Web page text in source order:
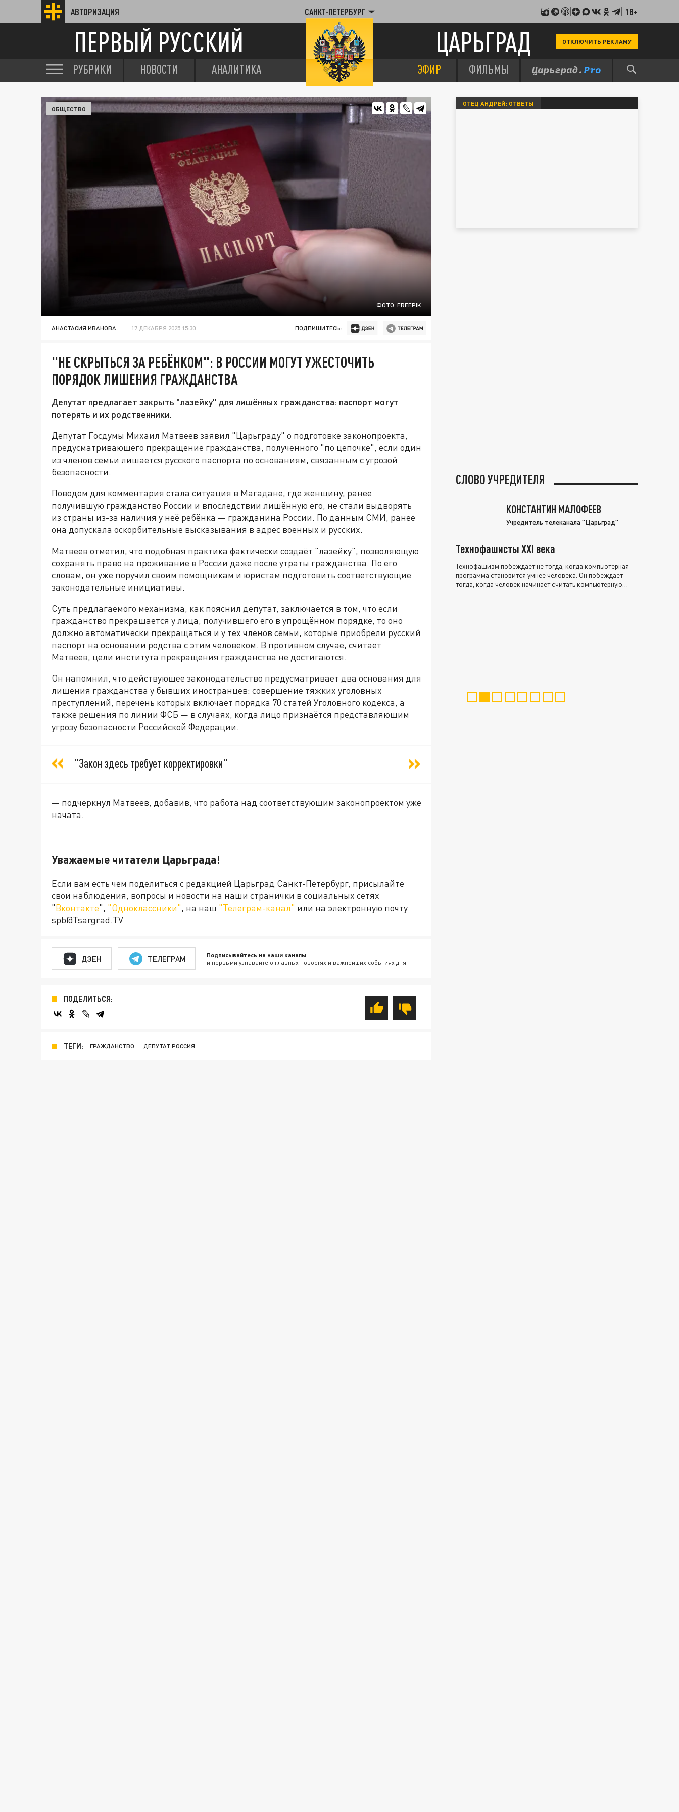
АВТОРИЗАЦИЯ САНКТ-ПЕТЕРБУРГ 18+
ПЕРВЫЙ РУССКИЙ ЦАРЬГРАД ОТКЛЮЧИТЬ РЕКЛАМУ
РУБРИКИ НОВОСТИ АНАЛИТИКА ЭФИР ФИЛЬМЫ
ФОТО: FREEPIK
ОБЩЕСТВО
АНАСТАСИЯ ИВАНОВА 17 ДЕКАБРЯ 2025 15:30 ПОДПИШИТЕСЬ:
"НЕ СКРЫТЬСЯ ЗА РЕБЁНКОМ": В РОССИИ МОГУТ УЖЕСТОЧИТЬ
ПОРЯДОК ЛИШЕНИЯ ГРАЖДАНСТВА
Депутат предлагает закрыть "лазейку" для лишённых гражданства: паспорт могут
потерять и их родственники.
Депутат Госдумы Михаил Матвеев заявил "Царьграду" о подготовке законопроекта,
предусматривающего прекращение гражданства, полученного "по цепочке", если один
из членов семьи лишается русского паспорта по основаниям, связанным с угрозой
безопасности.
Поводом для комментария стала ситуация в Магадане, где женщину, ранее
получившую гражданство России и впоследствии лишённую его, не стали выдворять
из страны из-за наличия у неё ребёнка — гражданина России. По данным СМИ, ранее
она допускала оскорбительные высказывания в адрес военных и русских.
Матвеев отметил, что подобная практика фактически создаёт "лазейку", позволяющую
сохранять право на проживание в России даже после утраты гражданства. По его
словам, он уже поручил своим помощникам и юристам подготовить соответствующие
законодательные инициативы.
Суть предлагаемого механизма, как пояснил депутат, заключается в том, что если
гражданство прекращается у лица, получившего его в упрощённом порядке, то оно
должно автоматически прекращаться и у тех членов семьи, которые приобрели русский
паспорт на основании родства с этим человеком. В противном случае, считает
Матвеев, цели института прекращения гражданства не достигаются.
Он напомнил, что действующее законодательство предусматривает два основания для
лишения гражданства у бывших иностранцев: совершение тяжких уголовных
преступлений, перечень которых включает порядка 70 статей Уголовного кодекса, а
также решения по линии ФСБ — в случаях, когда лицо признаётся представляющим
угрозу безопасности Российской Федерации.
"Закон здесь требует корректировки"
— подчеркнул Матвеев, добавив, что работа над соответствующим законопроектом уже
начата.
Уважаемые читатели Царьграда!
Если вам есть чем поделиться с редакцией Царьград Санкт-Петербург, присылайте
свои наблюдения, вопросы и новости на наши странички в социальных сетях
"Вконтакте", "Одноклассники", на наш "Телеграм-канал" или на электронную почту
spb@Tsargrad.TV
ДЗЕН ТЕЛЕГРАМ Подписывайтесь на наши каналы
и первыми узнавайте о главных новостях и важнейших событиях дня.
ПОДЕЛИТЬСЯ:
ТЕГИ: ГРАЖДАНСТВО ДЕПУТАТ РОССИЯ
ОТЕЦ АНДРЕЙ: ОТВЕТЫ
СЛОВО УЧРЕДИТЕЛЯ
КОНСТАНТИН МАЛОФЕЕВ
Учредитель телеканала "Царьград"
Технофашисты XXI века
Технофашизм побеждает не тогда, когда компьютерная
программа становится умнее человека. Он побеждает
тогда, когда человек начинает считать компьютерную